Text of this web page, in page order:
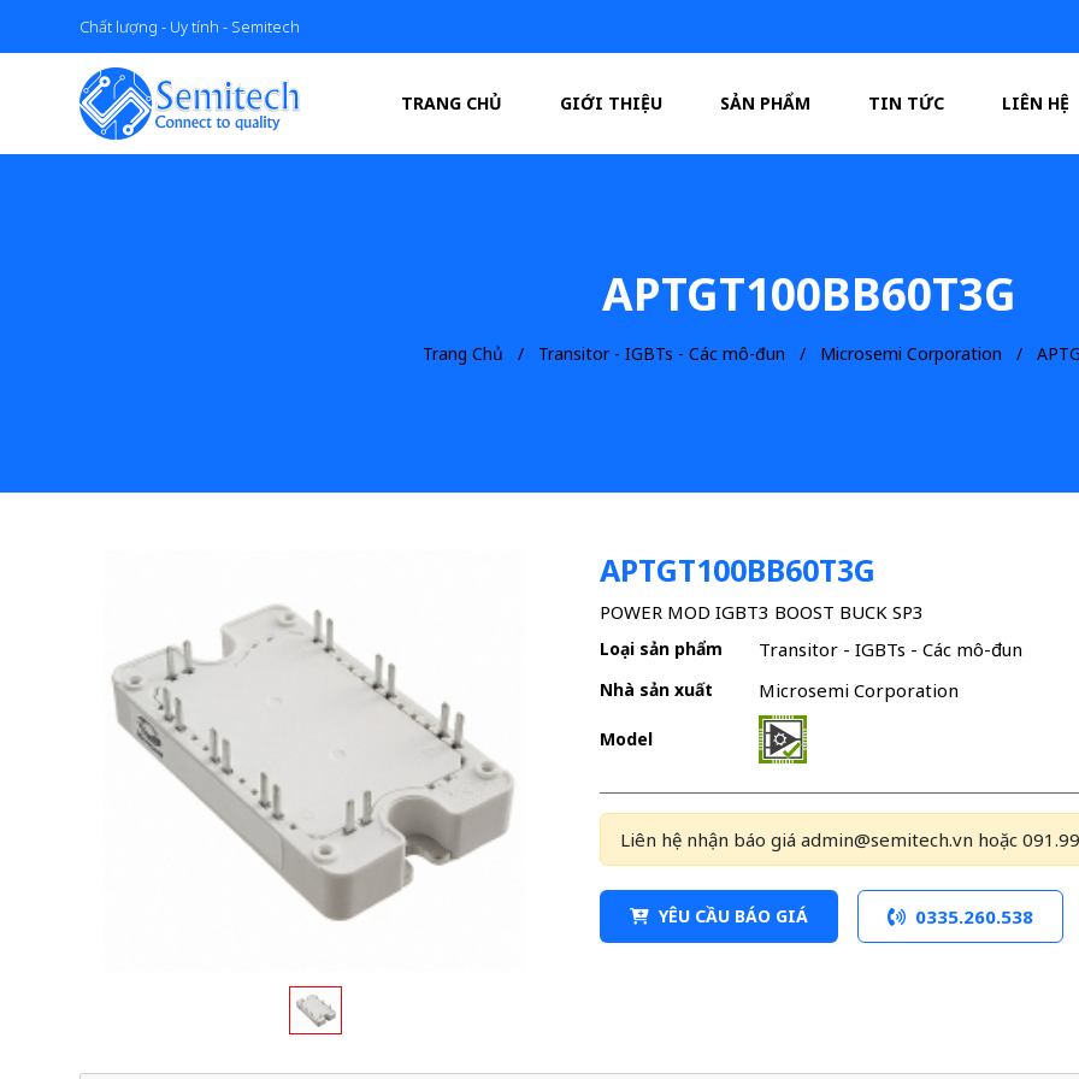
Chất lượng - Uy tính - Semitech
TRANG CHỦ GIỚI THIỆU SẢN PHẨM TIN TỨC LIÊN HỆ
APTGT100BB60T3G
Trang Chủ Transitor - IGBTs - Các mô-đun Microsemi Corporation
APTGT100BB60T3G
POWER MOD IGBT3 BOOST BUCK SP3
Loại sản phẩm Transitor - IGBTs - Các mô-đun
Nhà sản xuất Microsemi Corporation
Model
Liên hệ nhận báo giá admin@semitech.vn hoặc
YÊU CẦU BÁO GIÁ 0335.260.538